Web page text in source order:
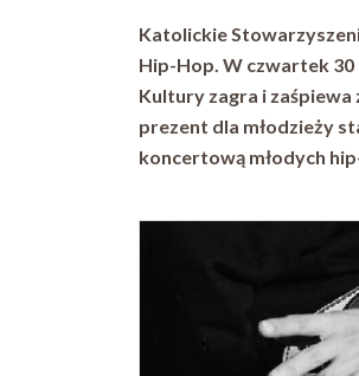
Katolickie
Hip-Hop. W czwartek 30
Kultury zagra i zaśpiewa
prezent dla młodzieży
koncertową młodych